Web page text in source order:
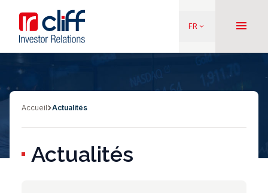
contenu
principal
Aller directement au contenu
FR keyboard_arrow_down menu
Fil
d'Ariane
Accueil Actualités
Actualités